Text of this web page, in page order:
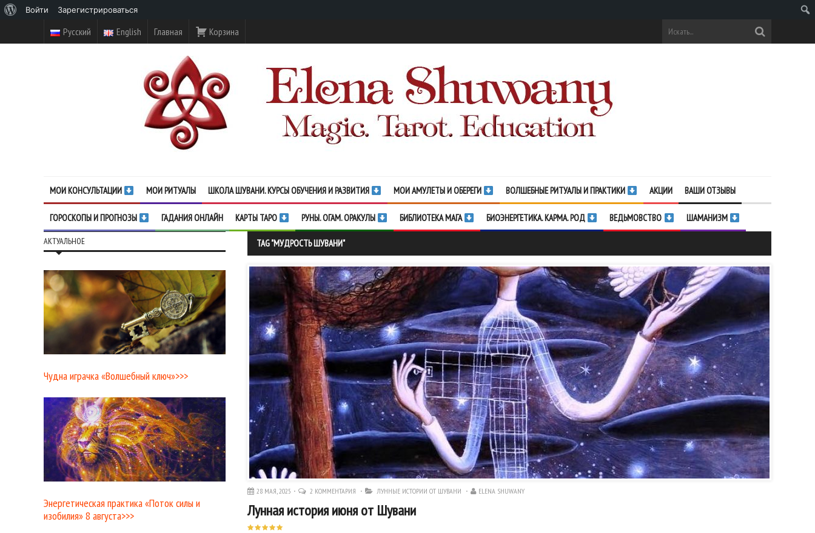
Русский English Главная Корзина
МОИ КОНСУЛЬТАЦИИ МОИ РИТУАЛЫ ШКОЛА ШУВАНИ. КУРСЫ ОБУЧЕНИЯ И РАЗВИТИЯ МОИ АМУЛЕТЫ И ОБЕРЕГИ ВОЛШЕБНЫЕ РИТУАЛЫ И ПРАКТИКИ АКЦИИ ВАШИ ОТЗЫВЫ
ГОРОСКОПЫ И ПРОГНОЗЫ ГАДАНИЯ ОНЛАЙН КАРТЫ ТАРО РУНЫ. ОГАМ. ОРАКУЛЫ БИБЛИОТЕКА МАГА БИОЭНЕРГЕТИКА. КАРМА. РОД ВЕДЬМОВСТВО ШАМАНИЗМ
TAG "МУДРОСТЬ ШУВАНИ"
28 МАЯ, 2025 2 КОММЕНТАРИЯ ЛУННЫЕ ИСТОРИИ ОТ ШУВАНИ ELENA SHUWANY
Лунная история июня от Шувани
АКТУАЛЬНОЕ
Чудна играчка «Волшебный ключ»>>>
Энергетическая практика «Поток силы и
изобилия» 8 августа>>>
WordPress
Войти Зарегистрироваться